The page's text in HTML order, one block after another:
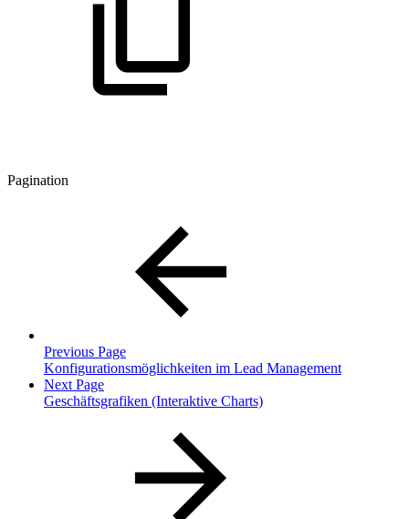
Pagination
Previous Page
Konfigurationsmöglichkeiten im Lead Management
Next Page
Geschäftsgrafiken (Interaktive Charts)